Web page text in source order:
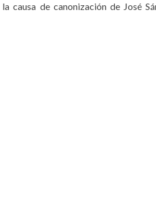
causa de canonización de José